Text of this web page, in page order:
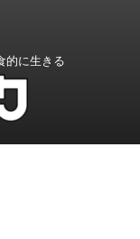
的に生きる